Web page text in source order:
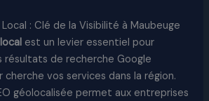
: Clé de la Visibilité à Maubeuge
est un levier essentiel pour
résultats de recherche Google
cherche vos services dans la région.
géolocalisée permet aux entreprises